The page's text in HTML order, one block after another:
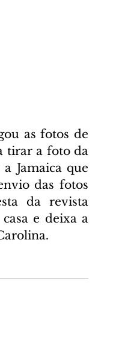
as fotos de
tirar a foto da
Jamaica que
das fotos
da revista
e deixa a